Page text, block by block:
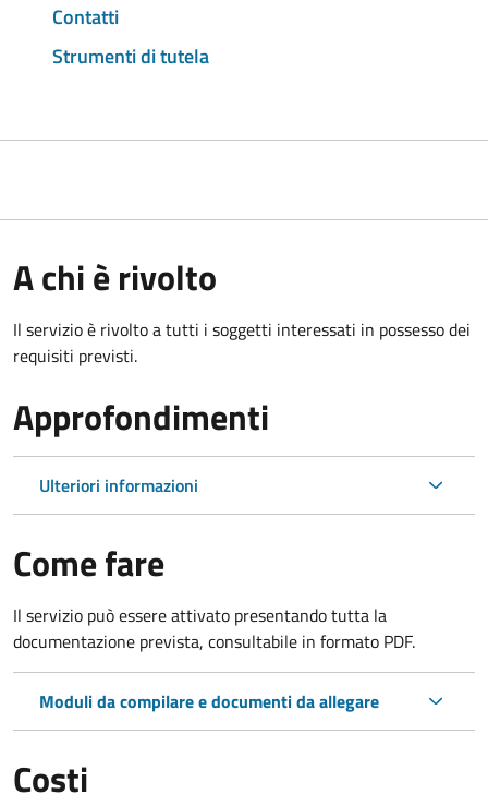
Contatti
Strumenti di tutela
A chi è rivolto
Il servizio è rivolto a tutti i soggetti interessati in possesso dei
requisiti previsti.
Approfondimenti
Ulteriori informazioni
Come fare
Il servizio può essere attivato presentando tutta la
documentazione prevista, consultabile in formato PDF.
Moduli da compilare e documenti da allegare
Costi